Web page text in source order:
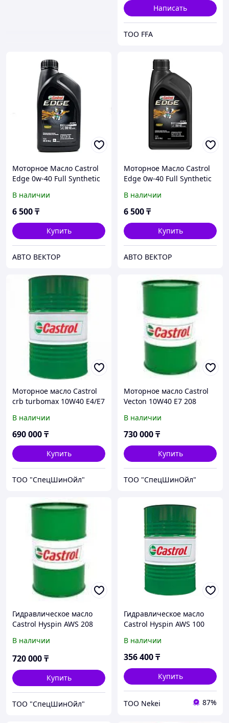
BMS3-32BНаписать
ТОО FFA
Моторное Масло Castrol
Edge 0w-40 Full Synthetic
В наличии
6 500₸
Купить
АВТО ВЕКТОР
Моторное Масло Castrol
Edge 0w-40 Full Synthetic
В наличии
6 500₸
Купить
АВТО ВЕКТОР
Моторное масло Castrol
crb turbomax 10W40 E4/E7
В наличии
690 000₸
Купить
ТОО "СпецШинОйл"
Моторное масло Castrol
Vecton 10W40 E7 208
В наличии
730 000₸
Купить
ТОО "СпецШинОйл"
Гидравлическое масло
Castrol Hyspin AWS 208
В наличии
720 000₸
Купить
ТОО "СпецШинОйл"
Гидравлическое масло
Castrol Hyspin AWS 100
В наличии
356 400₸
Купить
ТОО Nekei 87%